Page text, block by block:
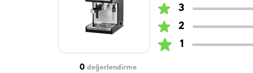
0 değerlendirme
3
2
1